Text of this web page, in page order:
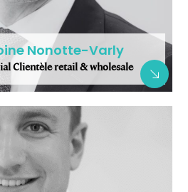
Nonotte-Varly
Clientèle retail & wholesale